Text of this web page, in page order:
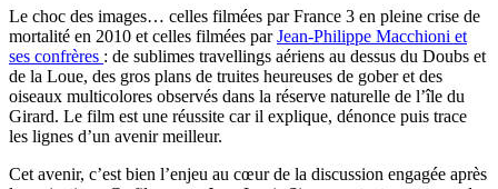
Le choc des images… celles filmées par France 3 en pleine crise de
mortalité en 2010 et celles filmées parJean-Philippe Macchioni et
ses confrères : de sublimes travellings aériens au dessus du Doubs et
de la Loue, des gros plans de truites heureuses de gober et des
oiseaux multicolores observés dans la réserve naturelle de l’île du
Girard. Le film est une réussite car il explique, dénonce puis trace
les lignes d’un avenir meilleur.
Cet avenir, c’est bien l’enjeu au cœur de la discussion engagée après